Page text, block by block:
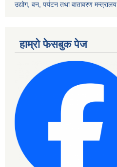
उद्योग, वन, पर्यटन तथा वातावरण मन्त्रालय
हाम्रो फेसबुक पेज